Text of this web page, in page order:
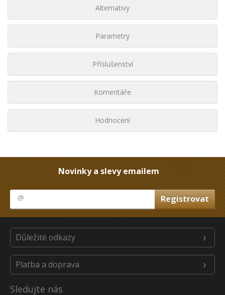
Alternativy
Parametry
Příslušenství
Komentáře
Hodnocení
Novinky a slevy emailem
Důležité odkazy
Platba a doprava
Sledujte nás